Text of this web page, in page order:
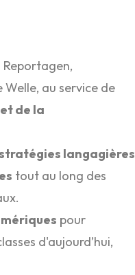
au service de
de la
langagières
tout au long des
pour
d'aujourd’hui,